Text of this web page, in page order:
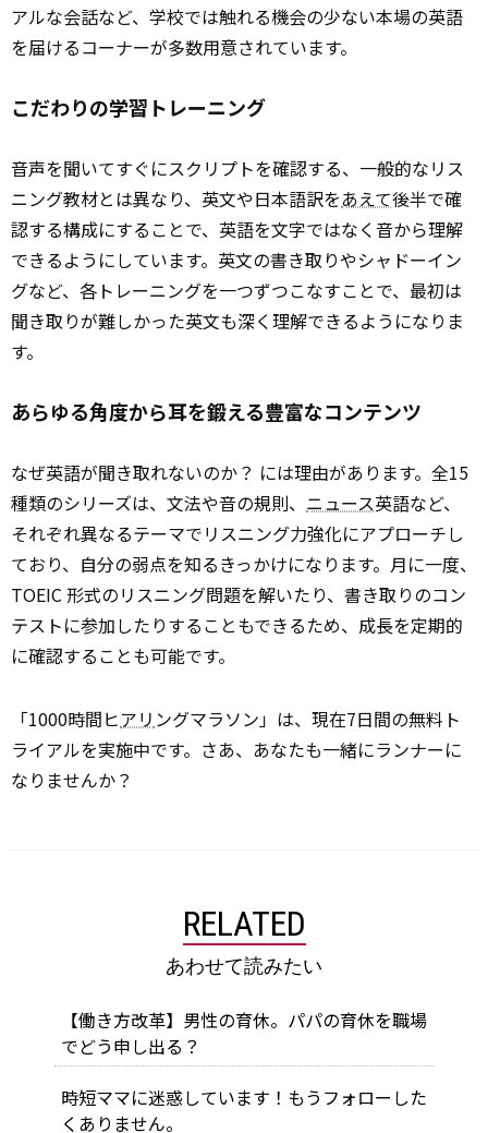
アルな会話など、学校では触れる機会の少ない本場の英語
を届けるコーナーが多数用意されています。
こだわりの学習トレーニング
音声を聞いてすぐにスクリプトを確認する、一般的なリス
ニング教材とは異なり、英文や日本語訳をあえて後半で確
認する構成にすることで、英語を文字ではなく音から理解
できるようにしています。英文の書き取りやシャドーイン
グなど、各トレーニングを一つずつこなすことで、最初は
聞き取りが難しかった英文も深く理解できるようになりま
す。
あらゆる角度から耳を鍛える豊富なコンテンツ
なぜ英語が聞き取れないのか？ には理由があります。全15
種類のシリーズは、文法や音の規則、 ニュース英語など、
それぞれ異なるテーマでリスニング力強化にアプローチし
ており、自分の弱点を知るきっかけになります。月に一度、
TOEIC 形式のリスニング問題を解いたり、書き取りのコン
テストに参加したりすることもできるため、成長を定期的
に確認することも可能です。
「1000時間ヒアリ ングマラソン」は、現在7日間の無料ト
ライアルを実施中です。さあ、あなたも一緒にランナーに
なりませんか？
RELATED
あわせて読みたい
【働き方改革】男性の育休。パパの育休を職場
でどう申し出る？
時短ママに迷惑しています！もうフォローした
くありません。